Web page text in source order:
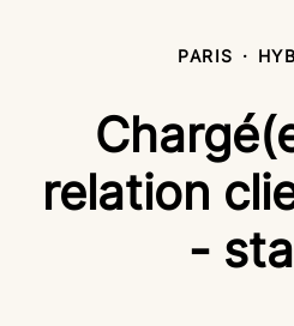
PARIS ·
relation
-